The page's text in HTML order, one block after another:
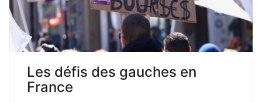
Les défis des gauches en
France